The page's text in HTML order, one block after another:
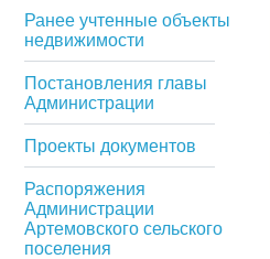
Ранее учтенные объекты
недвижимости
Постановления главы
Администрации
Проекты документов
Распоряжения
Администрации
Артемовского сельского
поселения